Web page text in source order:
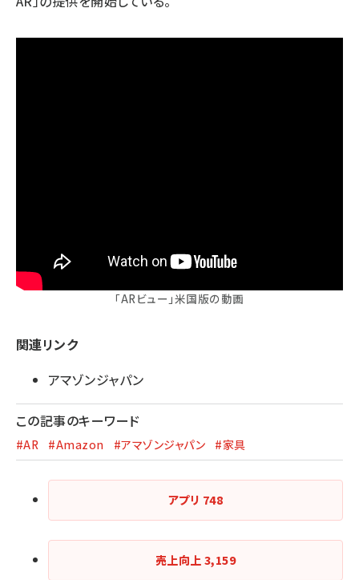
「ARビュー」米国版の動画
関連リンク
アマゾンジャパン
この記事のキーワード
#AR #Amazon #アマゾンジャパン #家具
アプリ 748
売上向上 3,159